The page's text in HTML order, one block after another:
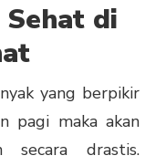
di
yang berpikir
pagi maka akan
secara drastis.